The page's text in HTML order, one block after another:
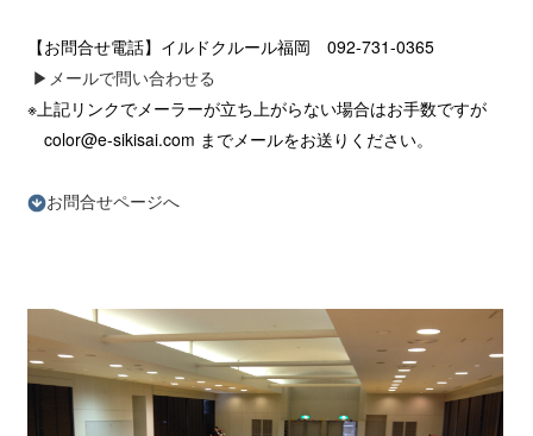
【お問合せ電話】イルドクルール福岡 092-731-0365
▶︎メールで問い合わせる
※上記リンクでメーラーが立ち上がらない場合はお手数ですが
color@e-sikisai.com までメールをお送りください。
お問合せページへ